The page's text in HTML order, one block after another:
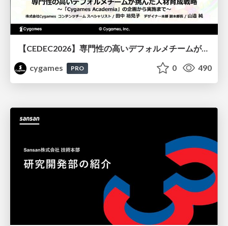
【CEDEC2026】専門性の高いデフォルメチームが挑んだ人材育成戦略 〜Cygames Academiaの企画から実施まで〜
cygames
PRO 0 490